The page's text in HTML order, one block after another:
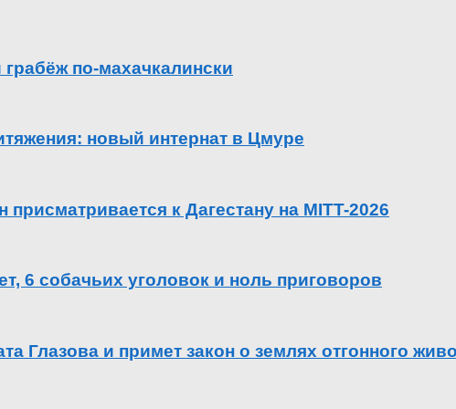
по-махачкалински
новый интернат в Цмуре
к Дагестану на MITT-2026
6 собачьих уголовок и ноль приговоров
Глазова и примет закон о землях отгонного